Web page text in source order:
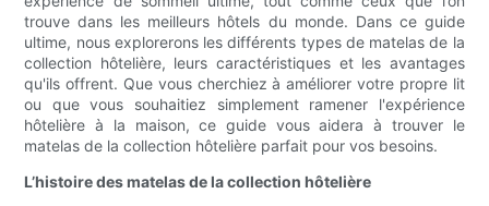
trouve dans les meilleurs hôtels du monde. Dans ce guide
ultime, nous explorerons les différents types de matelas de la
collection hôtelière, leurs caractéristiques et les avantages
qu'ils offrent. Que vous cherchiez à améliorer votre propre lit
ou que vous souhaitiez simplement ramener l'expérience
hôtelière à la maison, ce guide vous aidera à trouver le
matelas de la collection hôtelière parfait pour vos besoins.
L’histoire des matelas de la collection hôtelière